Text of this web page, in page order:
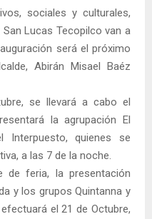
sociales y culturales,
Lucas Tecopilco van a
será el próximo
Abirán Misael Baéz
se llevará a cabo el
la agrupación El
quienes se
a las 7 de la noche.
de feria, la presentación
y los grupos Quintanna y
el 21 de Octubre,